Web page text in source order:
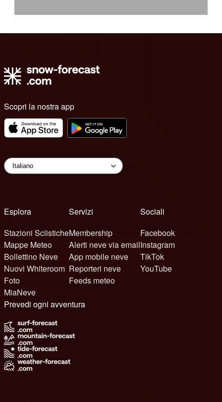
Scopri la nostra app
Esplora
Stazioni Sciistiche
Mappe Meteo
Bollettino Neve
Nuovi Whiteroom
Foto
MiaNeve
Servizi
Membership
Alerti neve via email
App mobile neve
Reporteri neve
Feeds meteo
Sociali
Facebook
Instagram
TikTok
YouTube
Prevedi ogni avventura